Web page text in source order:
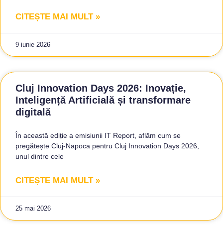
CITEȘTE MAI MULT »
9 iunie 2026
Cluj Innovation Days 2026: Inovație,
Inteligență Artificială și transformare
digitală
În această ediție a emisiunii IT Report, aflăm cum se
pregătește Cluj-Napoca pentru Cluj Innovation Days 2026,
unul dintre cele
CITEȘTE MAI MULT »
25 mai 2026